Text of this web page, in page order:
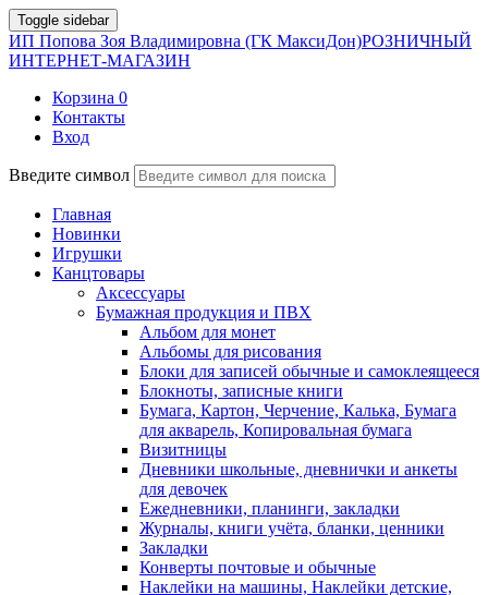
Toggle sidebar
ИП Попова Зоя Владимировна (ГК МаксиДон)РОЗНИЧНЫЙ
ИНТЕРНЕТ-МАГАЗИН
Корзина 0
Контакты
Вход
Введите символ
Главная
Новинки
Игрушки
Канцтовары
Аксессуары
Бумажная продукция и ПВХ
Альбом для монет
Альбомы для рисования
Блоки для записей обычные и самоклеящееся
Блокноты, записные книги
Бумага, Картон, Черчение, Калька, Бумага
для акварель, Копировальная бумага
Визитницы
Дневники школьные, дневнички и анкеты
для девочек
Ежедневники, планинги, закладки
Журналы, книги учёта, бланки, ценники
Закладки
Конверты почтовые и обычные
Наклейки на машины, Наклейки детские,